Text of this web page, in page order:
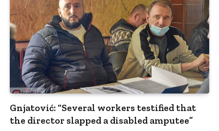
Gnjatović: “Several workers testified that
the director slapped a disabled amputee”